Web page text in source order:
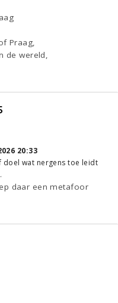
Praag,
de wereld,
20:33
doel wat nergens toe leidt
daar een metafoor